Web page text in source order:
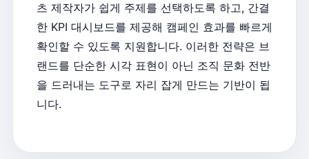
츠 제작자가 쉽게 주제를 선택하도록 하고, 간결
한 KPI 대시보드를 제공해 캠페인 효과를 빠르게
확인할 수 있도록 지원합니다. 이러한 전략은 브
랜드를 단순한 시각 표현이 아닌 조직 문화 전반
을 드러내는 도구로 자리 잡게 만드는 기반이 됩
니다.